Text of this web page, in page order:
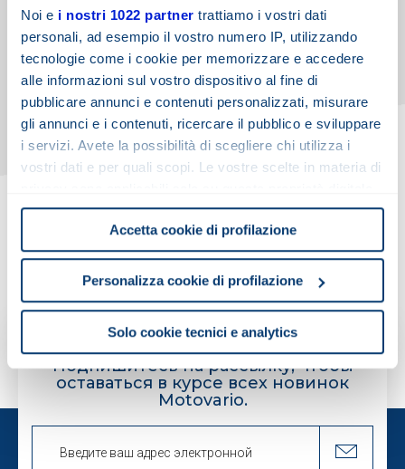
Noi e i nostri 1022 partner trattiamo i vostri dati
personali, ad esempio il vostro numero IP, utilizzando
tecnologie come i cookie per memorizzare e accedere
alle informazioni sul vostro dispositivo al fine di
pubblicare annunci e contenuti personalizzati, misurare
gli annunci e i contenuti, ricercare il pubblico e sviluppare
i servizi. Avete la possibilità di scegliere chi utilizza i
vostri dati e per quali scopi. Le vostre scelte in materia di
in cui avete effettuato le vostre scelte. È possibile
modificare o revocare il proprio consenso in qualsiasi
momento dalla Dichiarazione sui cookie o facendo clic
sull'icona di attivazione della privacy.
raccogliere informazioni sulla tua posizione
geografica, con un'approssimazione di qualche
metro,
Identificare il tuo dispositivo, scansionandolo
attivamente alla ricerca di caratteristiche specifiche
(impronte digitali).
Accetta cookie di profilazione
Personalizza cookie di profilazione
Solo cookie tecnici e analytics
• Качество Made in Italy
• Международное присутствие и локальная
поддержка
• Полная продуктовая линейка
• Стабильное и прозрачное сотрудничество
• Постоянные инновации
• Признанная рыночная ценность
Заполните письмо, и мы свяжемся с вами в
ближайшее время.
ПОДПИШИТЕСЬ НА НАШУ РАССЫЛКУ
Подпишитесь на рассылку, чтобы
оставаться в курсе всех новинок
Motovario.